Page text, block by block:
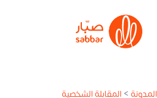
المدونة>المقابلة الشخصية